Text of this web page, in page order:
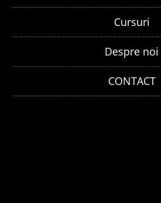
Cursuri
Despre noi
CONTACT